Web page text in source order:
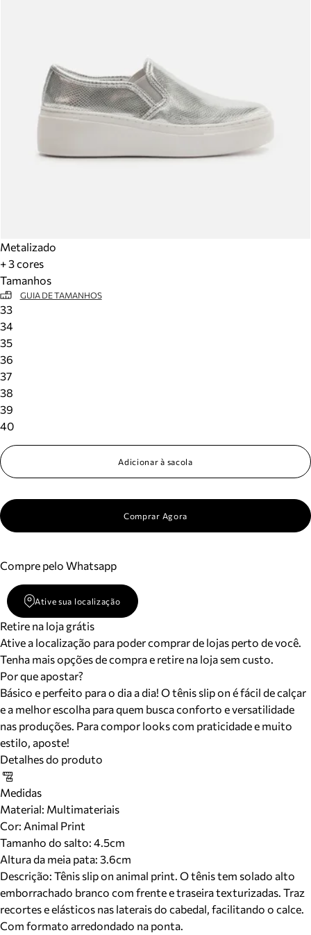
Metalizado
+ 3 cores
Tamanhos
GUIA DE TAMANHOS
33
34
35
36
37
38
39
40
Adicionar à sacola
Comprar Agora
Compre pelo Whatsapp
Ative sua localização
Retire na loja grátis
Ative a localização para poder comprar de lojas perto de você.
Tenha mais opções de compra e retire na loja sem custo.
Por que apostar?
Básico e perfeito para o dia a dia! O tênis slip on é fácil de calçar
e a melhor escolha para quem busca conforto e versatilidade
nas produções. Para compor looks com praticidade e muito
estilo, aposte!
Detalhes do produto
Medidas
Material: Multimateriais
Cor: Animal Print
Tamanho do salto: 4.5cm
Altura da meia pata: 3.6cm
Descrição: Tênis slip on animal print. O tênis tem solado alto
emborrachado branco com frente e traseira texturizadas. Traz
recortes e elásticos nas laterais do cabedal, facilitando o calce.
Com formato arredondado na ponta.